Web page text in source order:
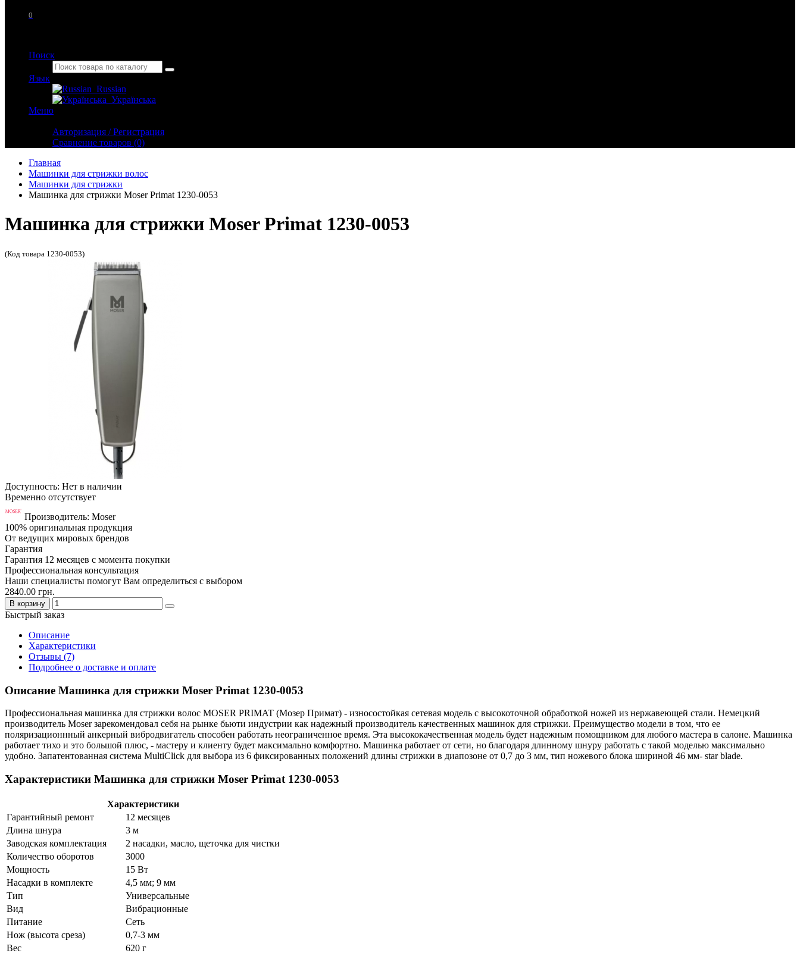
0
Поиск
Язык
Russian
Українська
Меню
Авторизация / Регистрация
Сравнение товаров (0)
Главная
Машинки для стрижки волос
Машинки для стрижки
Машинка для стрижки Moser Primat 1230-0053
Машинка для стрижки Moser Primat 1230-0053
(Код товара 1230-0053)
Доступность: Нет в наличии
Временно отсутствует
Производитель: Moser
100% оригинальная продукция
От ведущих мировых брендов
Гарантия
Гарантия 12 месяцев с момента покупки
Профессиональная консультация
Наши специалисты помогут Вам определиться с выбором
2840.00 грн.
В корзину
Быстрый заказ
Описание
Характеристики
Отзывы (7)
Подробнее о доставке и оплате
Описание Машинка для стрижки Moser Primat 1230-0053
Профессиональная машинка для стрижки волос MOSER PRIMAT (Мозер Примат) - износостойкая сетевая модель с высокоточной обработкой ножей из нержавеющей стали. Немецкий
производитель Moser зарекомендовал себя на рынке бьюти индустрии как надежный производитель качественных машинок для стрижки. Преимущество модели в том, что ее
поляризационнный анкерный вибродвигатель способен работать неограниченное время. Эта высококачественная модель будет надежным помощником для любого мастера в салоне. Машинка
работает тихо и это большой плюс, - мастеру и клиенту будет максимально комфортно. Машинка работает от сети, но благодаря длинному шнуру работать с такой моделью максимально
удобно. Запатентованная система MultiClick для выбора из 6 фиксированных положений длины стрижки в диапозоне от 0,7 до 3 мм, тип ножевого блока шириной 46 мм- star blade.
Характеристики Машинка для стрижки Moser Primat 1230-0053
Характеристики
Гарантийный ремонт
12 месяцев
Длина шнура
3 м
Заводская комплектация
2 насадки, масло, щеточка для чистки
Количество оборотов
3000
Мощность
15 Вт
Насадки в комплекте
4,5 мм; 9 мм
Тип
Универсальные
Вид
Вибрационные
Питание
Сеть
Нож (высота среза)
0,7-3 мм
Вес
620 г